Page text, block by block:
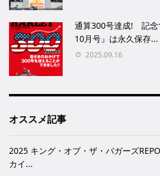
通算300号達成! 記念
10月号』は永久保存...
2025.09.16
オススメ記事
2025 キング・オブ・ザ・バガーズ
カイ...